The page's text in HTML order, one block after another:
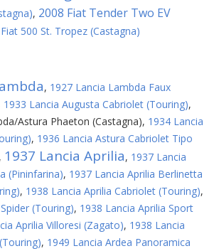
, 2008 Fiat Tender Two EV
500 St. Tropez (Castagna)
, 1927 Lancia Lambda Faux
1933 Lancia Augusta Cabriolet (Touring),
Astura Phaeton (Castagna), 1934 Lancia
, 1936 Lancia Astura Cabriolet Tipo
, 1937 Lancia Aprilia, 1937 Lancia
(Pininfarina), 1937 Lancia Aprilia Berlinetta
, 1938 Lancia Aprilia Cabriolet (Touring),
(Touring), 1938 Lancia Aprilia Sport
Aprilia Villoresi (Zagato), 1938 Lancia
, 1949 Lancia Ardea Panoramica